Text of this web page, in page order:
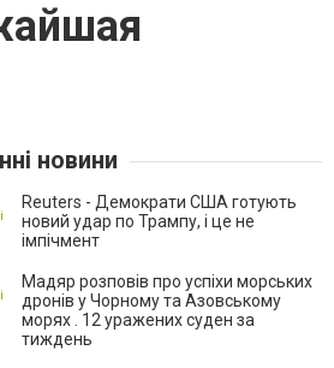
новини
Reuters - Демократи США готують
новий удар по Трампу, і це не
імпічмент
Мадяр розповів про успіхи морських
дронів у Чорному та Азовському
морях . 12 уражених суден за
тиждень